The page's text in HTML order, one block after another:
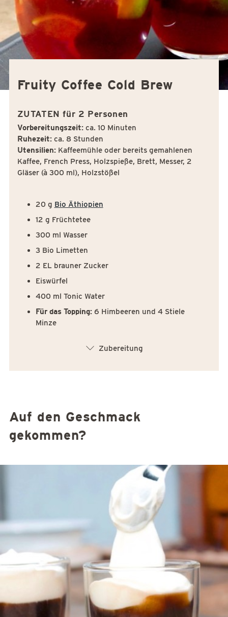
Fruity Coffee Cold Brew
ZUTATEN für 2 Personen
Vorbereitungszeit:ca. 10 Minuten
Ruhezeit:ca. 8 Stunden
Utensilien:Kaffeemühle oder bereits gemahlenen
Kaffee, French Press, Holzspieße, Brett, Messer, 2
Gläser (à 300 ml), Holzstößel
20 g Bio Äthiopien
12 g Früchtetee
300 ml Wasser
3 Bio Limetten
2 EL brauner Zucker
Eiswürfel
400 ml Tonic Water
Für das Topping:6 Himbeeren und 4 Stiele
Minze
arrow_down Zubereitung
Auf den Geschmack
gekommen?